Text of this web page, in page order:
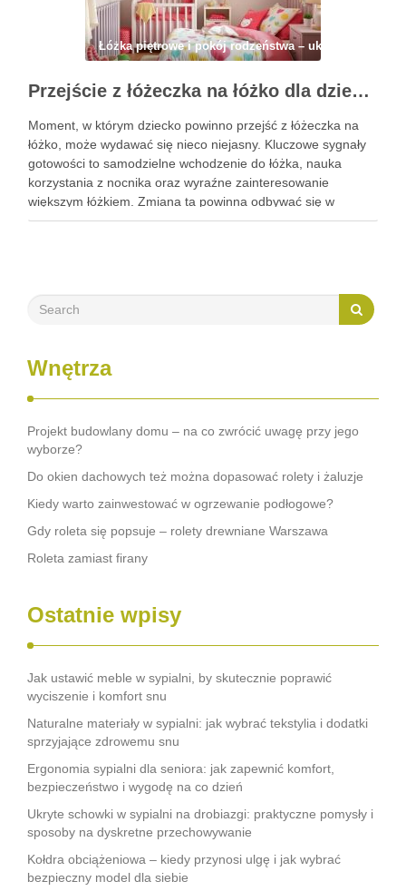
Łóżka piętrowe i pokój rodzeństwa – układ, strefy,
Przejście z łóżeczka na łóżko dla dziecka: kiedy zacząć, jak przygotować i zadbać o bezpieczeństwo
Moment, w którym dziecko powinno przejść z łóżeczka na
łóżko, może wydawać się nieco niejasny. Kluczowe sygnały
gotowości to samodzielne wchodzenie do łóżka, nauka
korzystania z nocnika oraz wyraźne zainteresowanie
większym łóżkiem. Zmiana ta powinna odbywać się w
odpowiednim czasie, aby zapewnić dziecku poczucie
Wnętrza
Projekt budowlany domu – na co zwrócić uwagę przy jego
wyborze?
Do okien dachowych też można dopasować rolety i żaluzje
Kiedy warto zainwestować w ogrzewanie podłogowe?
Gdy roleta się popsuje – rolety drewniane Warszawa
Roleta zamiast firany
Ostatnie wpisy
Jak ustawić meble w sypialni, by skutecznie poprawić
wyciszenie i komfort snu
Naturalne materiały w sypialni: jak wybrać tekstylia i dodatki
sprzyjające zdrowemu snu
Ergonomia sypialni dla seniora: jak zapewnić komfort,
bezpieczeństwo i wygodę na co dzień
Ukryte schowki w sypialni na drobiazgi: praktyczne pomysły i
sposoby na dyskretne przechowywanie
Kołdra obciążeniowa – kiedy przynosi ulgę i jak wybrać
bezpieczny model dla siebie